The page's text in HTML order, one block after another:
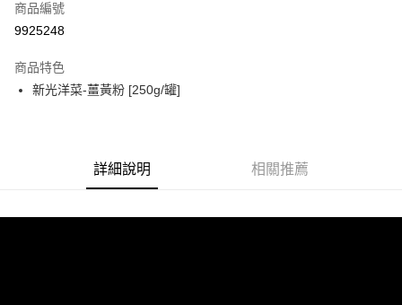
超商取貨付款
Apple Pay
ATM付款
商品編號
9925248
商品特色
新光洋菜-薑黃粉 [250g/罐]
詳細說明 相關推薦